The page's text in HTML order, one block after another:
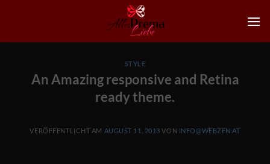
STYLE
An Amazing responsive and Retina
ready theme.
VERÖFFENTLICHT AM AUGUST 11, 2013 VON INFO@WEBZEN.AT